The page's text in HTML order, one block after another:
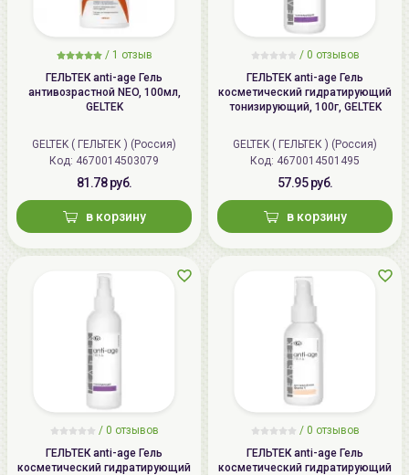
/ 1 отзыв
ГЕЛЬТЕК anti-age Гель
антивозрастной NEO, 100мл,
GELTEK
GELTEK ( ГЕЛЬТЕК ) (Россия)
Код: 4670014503079
81.78 руб.
в корзину
/ 0 отзывов
ГЕЛЬТЕК anti-age Гель
косметический гидратирующий
тонизирующий, 100г, GELTEK
GELTEK ( ГЕЛЬТЕК ) (Россия)
Код: 4670014501495
57.95 руб.
в корзину
/ 0 отзывов
ГЕЛЬТЕК anti-age Гель
косметический гидратирующий
/ 0 отзывов
ГЕЛЬТЕК anti-age Гель
косметический гидратирующий